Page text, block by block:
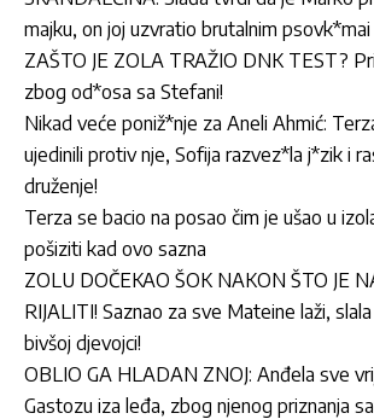
majku, on joj uzvratio brutalnim
ZAŠTO JE ZOLA TRAŽIO DNK TEST?
zbog od*osa sa Stefani!
Nikad veće poniž*nje za Aneli Ahmić:
ujedinili protiv nje, Sofija razvez*la j*zik i
druženje!
Terza se bacio na posao čim je ušao u
pošiziti kad ovo sazna
ZOLU DOČEKAO ŠOK NAKON ŠTO JE
RIJALITI! Saznao za sve Mateine laži,
bivšoj djevojci!
OBLIO GA HLADAN ZNOJ: Anđela sve
Gastozu iza leđa, zbog njenog priznanja